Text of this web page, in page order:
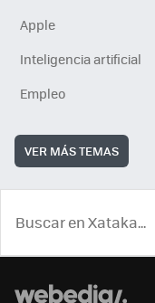
Apple
Inteligencia artificial
Empleo
VER MÁS TEMAS